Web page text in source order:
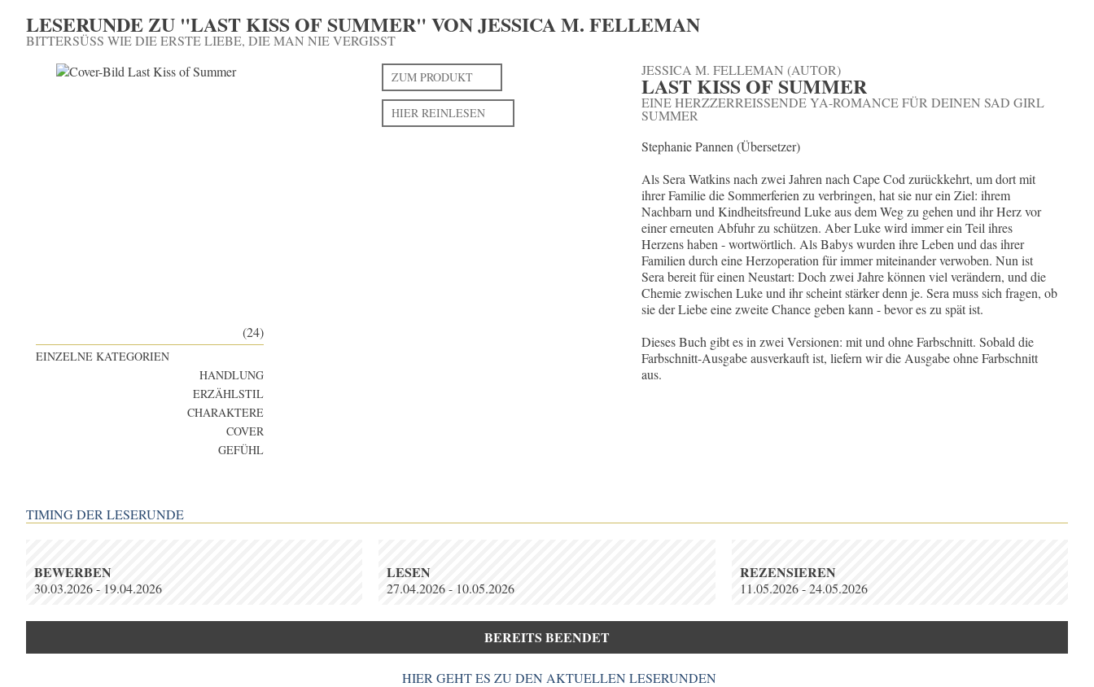
LESERUNDE ZU "LAST KISS OF SUMMER" VON JESSICA M. FELLEMAN
BITTERSÜSS WIE DIE ERSTE LIEBE, DIE MAN NIE VERGISST
(24)
EINZELNE KATEGORIEN
HANDLUNG
ERZÄHLSTIL
CHARAKTERE
COVER
GEFÜHL
ZUM PRODUKT
HIER REINLESEN
JESSICA M. FELLEMAN (AUTOR)
LAST KISS OF SUMMER
EINE HERZZERREISSENDE YA-ROMANCE FÜR DEINEN SAD GIRL S
UMMER
Stephanie Pannen (Übersetzer)
Als Sera Watkins nach zwei Jahren nach Cape Cod zurückkehrt, um dort mit
ihrer Familie die Sommerferien zu verbringen, hat sie nur ein Ziel: ihrem
Nachbarn und Kindheitsfreund Luke aus dem Weg zu gehen und ihr Herz vor
einer erneuten Abfuhr zu schützen. Aber Luke wird immer ein Teil ihres
Herzens haben - wortwörtlich. Als Babys wurden ihre Leben und das ihrer
Familien durch eine Herzoperation für immer miteinander verwoben. Nun ist
Sera bereit für einen Neustart: Doch zwei Jahre können viel verändern, und die
Chemie zwischen Luke und ihr scheint stärker denn je. Sera muss sich fragen, ob
sie der Liebe eine zweite Chance geben kann - bevor es zu spät ist.
Dieses Buch gibt es in zwei Versionen: mit und ohne Farbschnitt. Sobald die
Farbschnitt-Ausgabe ausverkauft ist, liefern wir die Ausgabe ohne Farbschnitt
aus.
TIMING DER LESERUNDE
BEWERBEN
30.03.2026 - 19.04.2026
LESEN
27.04.2026 - 10.05.2026
REZENSIEREN
11.05.2026 - 24.05.2026
BEREITS BEENDET
HIER GEHT ES ZU DEN AKTUELLEN LESERUNDEN